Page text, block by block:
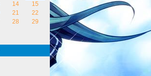
14
15
21
22
28
29